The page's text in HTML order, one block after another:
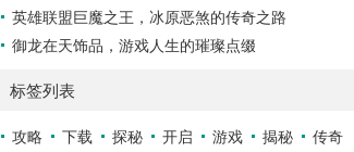
英雄联盟巨魔之王，冰原恶煞的传奇之路
御龙在天饰品，游戏人生的璀璨点缀
标签列表
攻略 下载 探秘 开启 游戏 揭秘
传奇